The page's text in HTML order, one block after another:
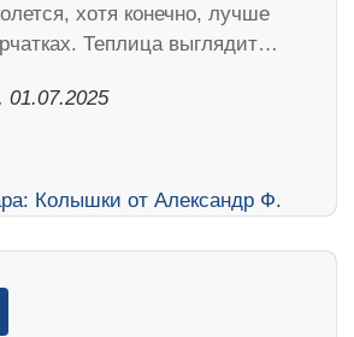
хотя конечно, лучше
Теплица выглядит…